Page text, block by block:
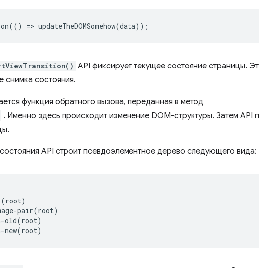
(() => updateTheDOMSomehow(data));
API фиксирует текущее состояние страницы.
снимка состояния.
функция обратного вызова, переданная в метод
. Именно здесь происходит изменение DOM-структуры. Затем API
API строит псевдоэлементное дерево следующего вида: